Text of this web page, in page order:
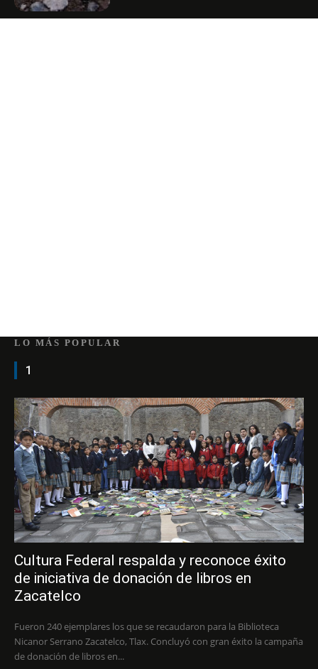
LO MÁS POPULAR
1
Cultura Federal respalda y reconoce éxito
de iniciativa de donación de libros en
Zacatelco
Fueron 240 ejemplares los que se recaudaron para la Biblioteca
Nicanor Serrano Zacatelco, Tlax. Concluyó con gran éxito la campaña
de donación de libros en...